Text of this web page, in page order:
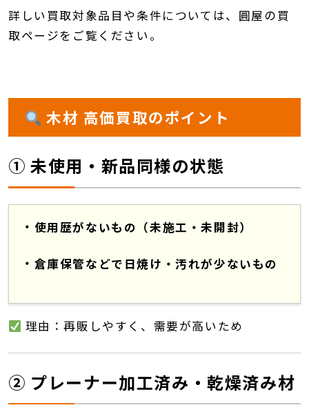
詳しい買取対象品目や条件については、圓屋の買
取ページをご覧ください。
木材 高価買取のポイント
① 未使用・新品同様の状態
使用歴がないもの（未施工・未開封）
倉庫保管などで日焼け・汚れが少ないもの
理由：再販しやすく、需要が高いため
② プレーナー加工済み・乾燥済み材